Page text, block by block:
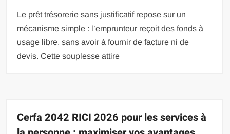
Le prêt trésorerie sans justificatif repose sur un
mécanisme simple : l’emprunteur reçoit des fonds à
usage libre, sans avoir à fournir de facture ni de
devis. Cette souplesse attire
Cerfa 2042 RICI 2026 pour les services à